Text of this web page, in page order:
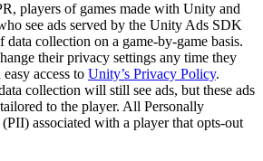
25 платформ, которые поддерживает
и операции с живыми играми
совершенства
магазине в онлайн-опыт
впечатления в автомобиле
терминов
жизни
практикам
креаторам и инсайдерам
по всему миру
раньше? Начните свое путешествие
и лучшие практики
players of games made with Unity and
see ads served by the Unity Ads SDK
collection on a game-by-game basis.
their privacy settings any time they
access to Unity’s Privacy Policy.
collection will still see ads, but these ads
to the player. All Personally
associated with a player that opts-out